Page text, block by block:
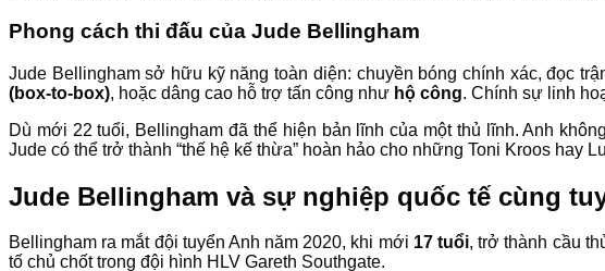
Phong cách thi đấu của Jude Bellingham
Jude Bellingham sở hữu kỹ năng toàn diện: chuyền bóng chính xác, đọc
(box-to-box), hoặc dâng cao hỗ trợ tấn công như hộ công. Chính sự linh
Dù mới 22 tuổi, Bellingham đã thể hiện bản lĩnh của một thủ lĩnh. Anh
Jude có thể trở thành “thế hệ kế thừa” hoàn hảo cho những Toni Kroos hay
Jude Bellingham và sự nghiệp quốc tế cùng
Bellingham ra mắt đội tuyển Anh năm 2020, khi mới 17 tuổi, trở thành cầu
tố chủ chốt trong đội hình HLV Gareth Southgate.